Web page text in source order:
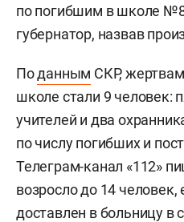
по погибшим в школе
губернатор, назвав
Поданным СКР,
школе стали 9 человек:
учителей и два
по числу погибших и
Телеграм-канал «112»
возросло до 14
доставлен в больницу в